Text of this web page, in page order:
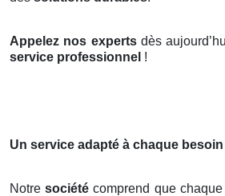
Appelez nos expertsdès
service professionnel !
Un service adapté à chaque besoin
Notresociété comprend que chaque